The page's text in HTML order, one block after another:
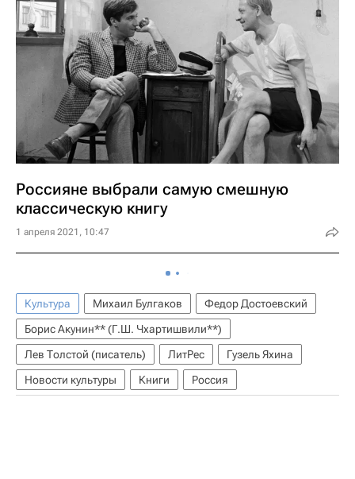
Россияне выбрали самую смешную
классическую книгу
1 апреля 2021, 10:47
Культура Михаил Булгаков
Федор Достоевский
Борис Акунин** (Г.Ш. Чхартишвили**)
Лев Толстой (писатель)
ЛитРес
Гузель Яхина
Новости культуры
Книги Россия